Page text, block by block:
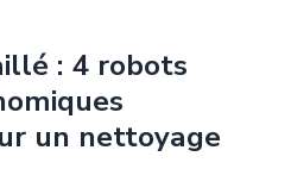
: 4 robots
un nettoyage